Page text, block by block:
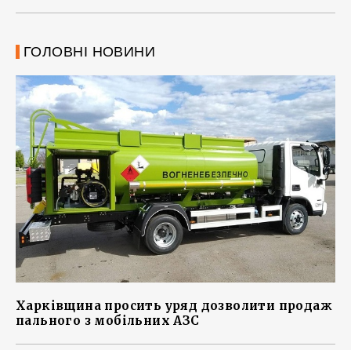
ГОЛОВНІ НОВИНИ
Харківщина просить уряд дозволити продаж
пального з мобільних АЗС